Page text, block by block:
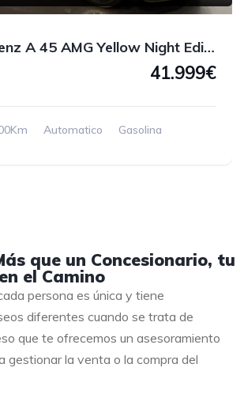
Mercedes-Benz A 45 AMG Yellow Night Edition 4MATIC 381 CV
41.999€
Automatico Gasolina
que un Concesionario, tu
el Camino
persona es única y tiene
diferentes cuando se trata de
que te ofrecemos un asesoramiento
gestionar la venta o la compra del